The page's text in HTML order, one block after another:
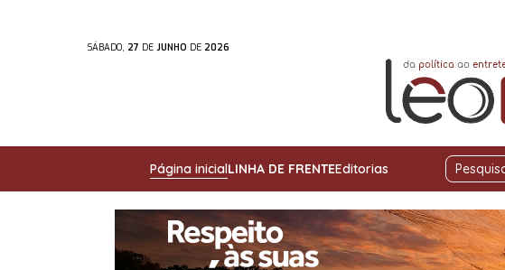
SÁBADO, 27 DE JUNHO DE 2026
Página inicialLINHA DE FRENTEEditorias